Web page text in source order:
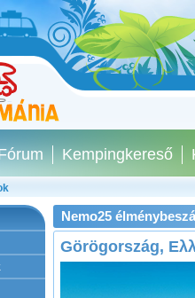
Kempingkereső
Nemo25
Görögország,